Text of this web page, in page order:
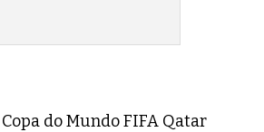
do Mundo FIFA Qatar